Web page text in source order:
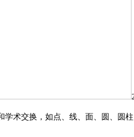
术交换，如点、线、面、圆、圆柱